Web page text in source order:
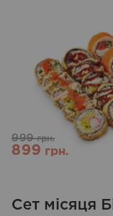
999грн.
899грн.
Сет місяця